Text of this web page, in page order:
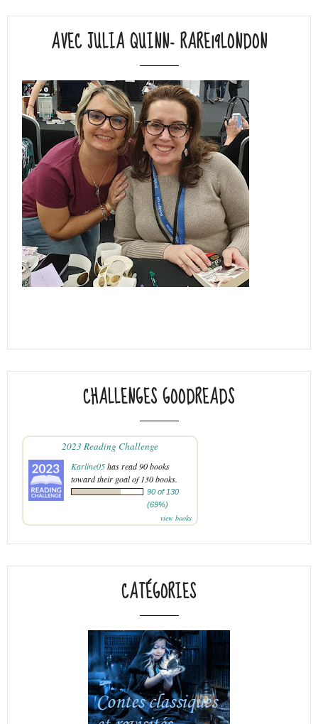
AVEC JULIA QUINN- RARE19LONDON
CHALLENGES GOODREADS
2023 Reading Challenge
Karline05has read 90 books
toward their goal of 130 books.
90 of 130
(69%)
view books
CATÉGORIES